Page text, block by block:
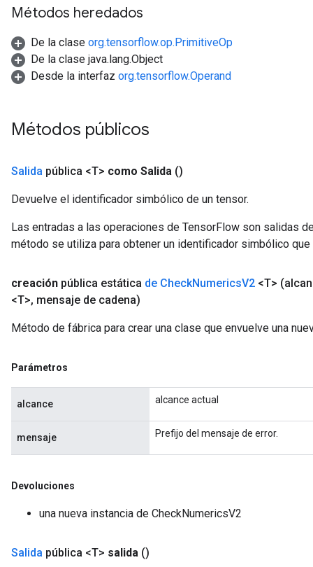
Métodos heredados
De la clase org.tensorflow.op.PrimitiveOp
De la clase java.lang.Object
Desde la interfaz org.tensorflow.Operand
Métodos públicos
Salida pública <T> como Salida ()
Devuelve el identificador simbólico de un tensor.
Las entradas a las operaciones de TensorFlow son salidas
método se utiliza para obtener un identificador simbólico
creación pública estática de CheckNumericsV2 <T>
<T>, mensaje de cadena)
Método de fábrica para crear una clase que envuelve una
Parámetros
alcance alcance actual
mensaje Prefijo del mensaje de error.
Devoluciones
una nueva instancia de CheckNumericsV2
Salida pública <T> salida ()